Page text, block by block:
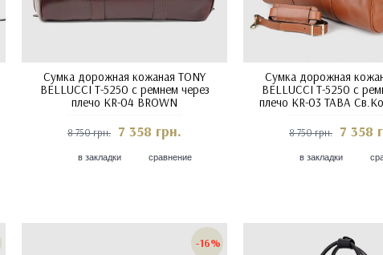
Сумка дорожная кожаная TONY
BELLUCCI T-5250 с ремнем через
плечо KR-04 BROWN
8 750 грн. 7 358 грн.
в закладки сравнение
Сумка дорожная
BELLUCCI T-5250 с
плечо KR-03 TABA
8 750 грн. 7 358
в закладки
-16%